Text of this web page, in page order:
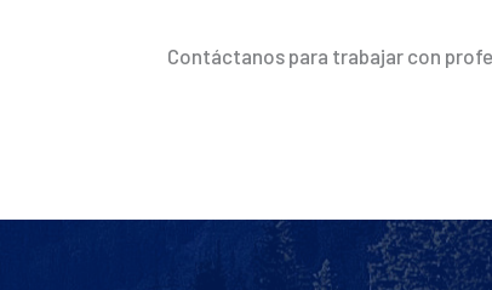
Contáctanos para trabajar con